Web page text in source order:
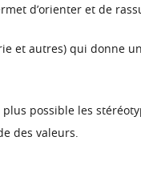
d’orienter et de
et autres) qui donne
possible les
des valeurs.